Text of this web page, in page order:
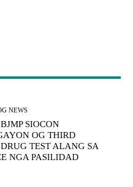
NEWS
SIOCON
OG THIRD
TEST ALANG SA
NGA PASILIDAD